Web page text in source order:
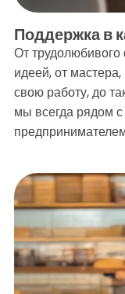
Поддержка в
От
идеей, от
свою работу, до
мы всегда рядом